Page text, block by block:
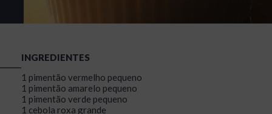
INGREDIENTES
1 pimentão vermelho pequeno
1 pimentão amarelo pequeno
1 pimentão verde pequeno
1 cebola roxa grande